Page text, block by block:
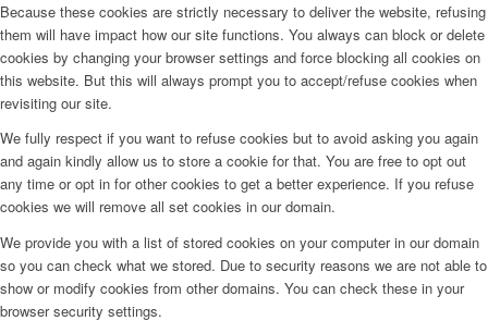
Because these cookies are strictly necessary to deliver the website, refusing
them will have impact how our site functions. You always can block or delete
cookies by changing your browser settings and force blocking all cookies on
this website. But this will always prompt you to accept/refuse cookies when
revisiting our site.
We fully respect if you want to refuse cookies but to avoid asking you again
and again kindly allow us to store a cookie for that. You are free to opt out
any time or opt in for other cookies to get a better experience. If you refuse
cookies we will remove all set cookies in our domain.
We provide you with a list of stored cookies on your computer in our domain
so you can check what we stored. Due to security reasons we are not able to
show or modify cookies from other domains. You can check these in your
browser security settings.